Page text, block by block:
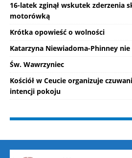
16-latek zginął wskutek zderzenia
motorówką
Krótka opowieść o wolności
Katarzyna Niewiadoma-Phinney
Św. Wawrzyniec
Kościół w Ceucie organizuje
intencji pokoju